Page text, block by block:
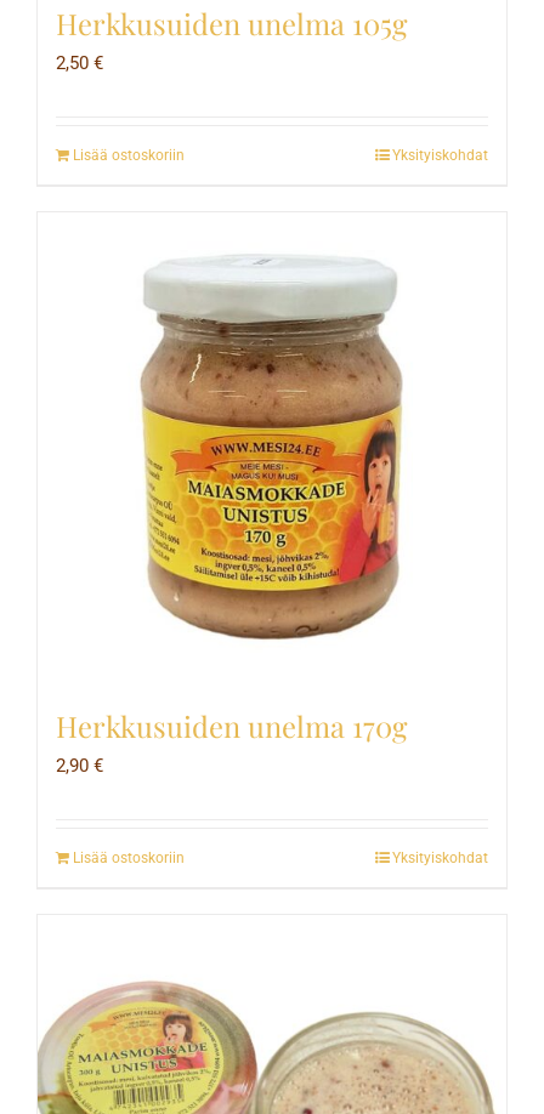
Herkkusuiden unelma 105g
2,50 €
Lisää ostoskoriin Yksityiskohdat
Herkkusuiden unelma 170g
2,90 €
Lisää ostoskoriin Yksityiskohdat